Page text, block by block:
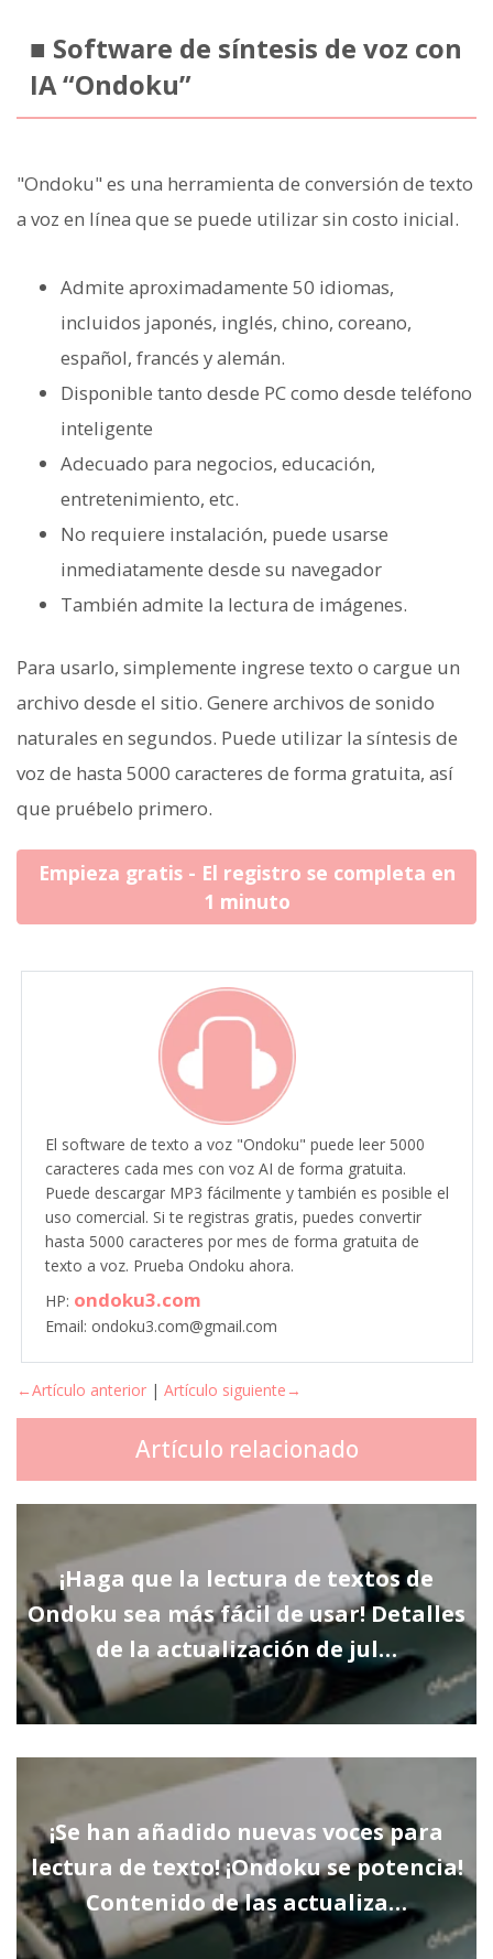
■ Software de síntesis de voz con
IA “Ondoku”
"Ondoku" es una herramienta de conversión de texto
a voz en línea que se puede utilizar sin costo inicial.
Admite aproximadamente 50 idiomas,
incluidos japonés, inglés, chino, coreano,
español, francés y alemán.
Disponible tanto desde PC como desde teléfono
inteligente
Adecuado para negocios, educación,
entretenimiento, etc.
No requiere instalación, puede usarse
inmediatamente desde su navegador
También admite la lectura de imágenes.
Para usarlo, simplemente ingrese texto o cargue un
archivo desde el sitio. Genere archivos de sonido
naturales en segundos. Puede utilizar la síntesis de
voz de hasta 5000 caracteres de forma gratuita, así
que pruébelo primero.
Empieza gratis - El registro se completa en
1 minuto
El software de texto a voz "Ondoku" puede leer 5000
caracteres cada mes con voz AI de forma gratuita.
Puede descargar MP3 fácilmente y también es posible el
uso comercial. Si te registras gratis, puedes convertir
hasta 5000 caracteres por mes de forma gratuita de
texto a voz. Prueba Ondoku ahora.
HP: ondoku3.com
Email: ondoku3.com@gmail.com
←Artículo anterior | Artículo siguiente→
Artículo relacionado
¡Haga que la lectura de textos de
Ondoku sea más fácil de usar! Detalles
de la actualización de jul…
¡Se han añadido nuevas voces para
lectura de texto! ¡Ondoku se potencia!
Contenido de las actualiza…